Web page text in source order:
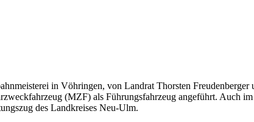
in Vöhringen, von Landrat Thorsten
(MZF) als Führungsfahrzeug angeführt. Auch
des Landkreises Neu-Ulm.